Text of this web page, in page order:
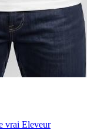
vrai Eleveur